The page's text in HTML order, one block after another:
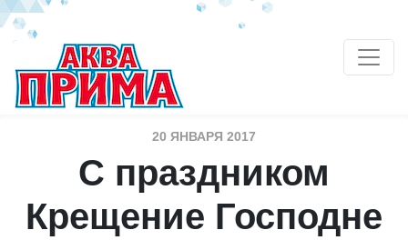
20 ЯНВАРЯ 2017
С праздником
Крещение Господне